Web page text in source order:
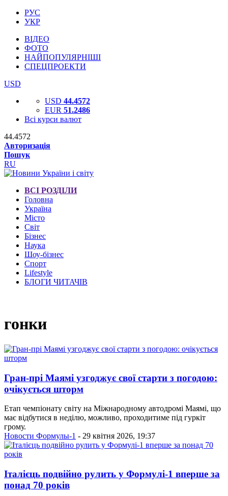
РУС
УКР
ВІДЕО
ФОТО
НАЙПОПУЛЯРНІШІ
СПЕЦПРОЕКТИ
USD
USD 44.4572
EUR 51.2486
Всі курси валют
44.4572
Авторизація
Пошук
RU
ВСІ РОЗДІЛИ
Головна
Україна
Місто
Світ
Бізнес
Наука
Шоу-бізнес
Спорт
Lifestyle
БЛОГИ ЧИТАЧІВ
гонки
Гран-прі Маямі узгоджує свої старти з погодою:
очікується шторм
Етап чемпіонату світу на Міжнародному автодромі Маямі, що
має відбутися в неділю, можливо, проходитиме під гуркіт
грому.
Новости Формулы-1 - 29 квітня 2026, 19:37
Італієць подвійно рулить у Формулі-1 вперше за
понад 70 років